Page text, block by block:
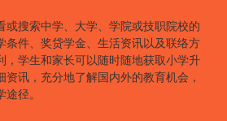
或搜索中学、大学、学院或技职院校的
条件、奖贷学金、生活资讯以及联络方
，学生和家长可以随时随地获取小学升
讯，充分地了解国内外的教育机会，
径。